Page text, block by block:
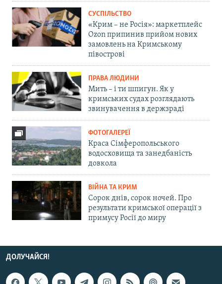
СУСПІЛЬСТВО
«Крим – не Росія»: маркетплейс
Ozon припинив прийом нових
замовлень на Кримському
півострові
ПРАВА ЛЮДИНИ
Мить – і ти шпигун. Як у
кримських судах розглядають
звинувачення в держзраді
ФОТОГАЛЕРЕЇ
Краса Сімферопольського
водосховища та занедбаність
довкола
ВІЙНА ТА КРИМ
Сорок днів, сорок ночей. Про
результати кримської операції з
примусу Росії до миру
ДОЛУЧАЙСЯ!